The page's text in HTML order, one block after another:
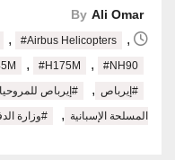
By Ali Omar
, #Airbus Helicopters ,
, #H175M , #NH90
#إيرباص , #إيرباص
المسلحة الإسبانية , #وزارة